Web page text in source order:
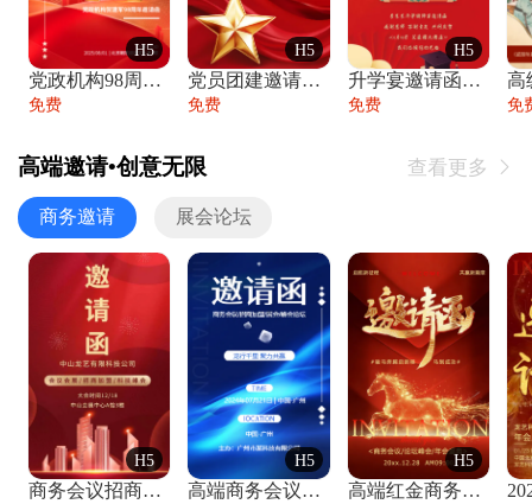
H5
党政机构98周年八一建军节庆祝晚会活动邀
免费
H5
党员团建邀请函党建活动风采党会工作汇报总
免费
H5
升学宴邀请函喜报金榜题名高端谢师宴邀请函
免费 免
高端邀请•创意无限 查看更多 
商务邀请 展会论坛
H5
商务会议招商展会科技峰会邀请函年会邀请
H5
高端商务会议招商加盟展会峰会论坛邀请函
H5
高端红金商务会议年会年终盛典答谢邀请函